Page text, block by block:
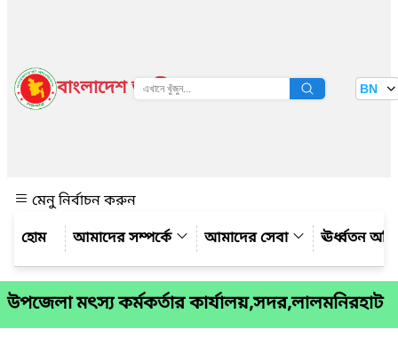
বাংলাদেশ জাতীয় তথ্য বাতায়ন BN
মেনু নির্বাচন করুন
আমাদের সম্পর্কে
আমাদের সেবা ঊর্ধ্বতন
উপজেলা মৎস্য কর্মকর্তার কার্যালয়,সদর,লালমনিরহাট